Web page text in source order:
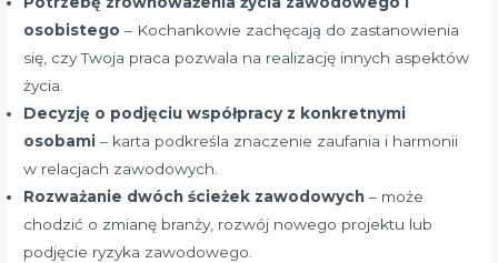
osobistego – Kochankowie zachęcają do zastanowienia
się, czy Twoja praca pozwala na realizację innych aspektów
życia.
Decyzję o podjęciu współpracy z konkretnymi
osobami – karta podkreśla znaczenie zaufania i harmonii
w relacjach zawodowych.
Rozważanie dwóch ścieżek zawodowych – może
chodzić o zmianę branży, rozwój nowego projektu lub
podjęcie ryzyka zawodowego.